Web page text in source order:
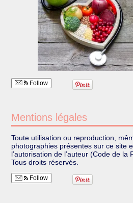
Follow
Mentions légales
Toute utilisation ou reproduction,
photographies présentes sur ce site
l’autorisation de l’auteur (Code de la
Tous droits réservés.
Follow